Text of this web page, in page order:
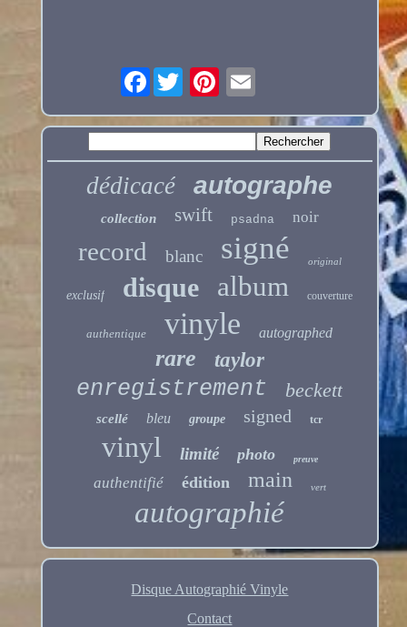
Facebook
dédicacé autographe
collection swift psadna noir
record blanc signé original
exclusif disque album couverture
authentique vinyle autographed
rare taylor
enregistrement beckett
scellé bleu groupe signed tcr
vinyl limité photo preuve
authentifié édition main vert
autographié
Disque Autographié Vinyle
Contact